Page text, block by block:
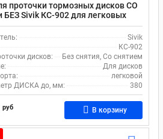
проточки тормозных дисков СО
БЕЗ Sivik КС-902 для легковых
Sivik
КС-902
дисков:
Без снятия, Со снятием
Для дисков
легковой
ДИСКА до, мм:
380
руб В корзину